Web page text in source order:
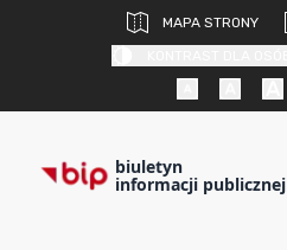
MAPA STRONY
biuletyn
informacji publicznej